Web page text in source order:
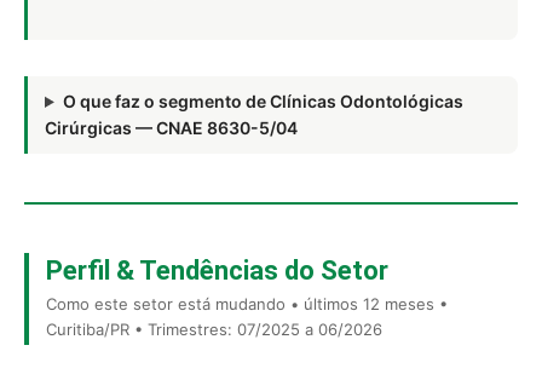
O que faz o segmento de Clínicas Odontológicas
Cirúrgicas — CNAE 8630-5/04
Perfil & Tendências do Setor
Como este setor está mudando • últimos 12 meses •
Curitiba/PR • Trimestres: 07/2025 a 06/2026